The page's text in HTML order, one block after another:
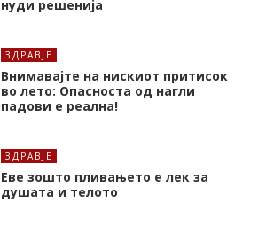
нуди решенија
ЗДРАВЈЕ
Внимавајте на нискиот притисок
во лето: Опасноста од нагли
падови е реална!
ЗДРАВЈЕ
Еве зошто пливањето е лек за
душата и телото